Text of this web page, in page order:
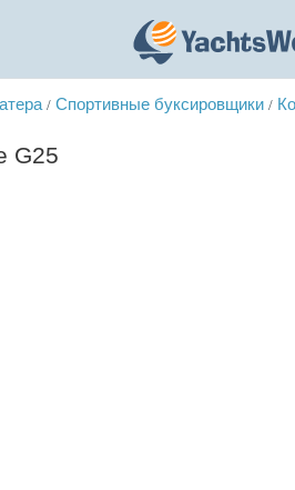
/ Спортивные буксировщики /
G25